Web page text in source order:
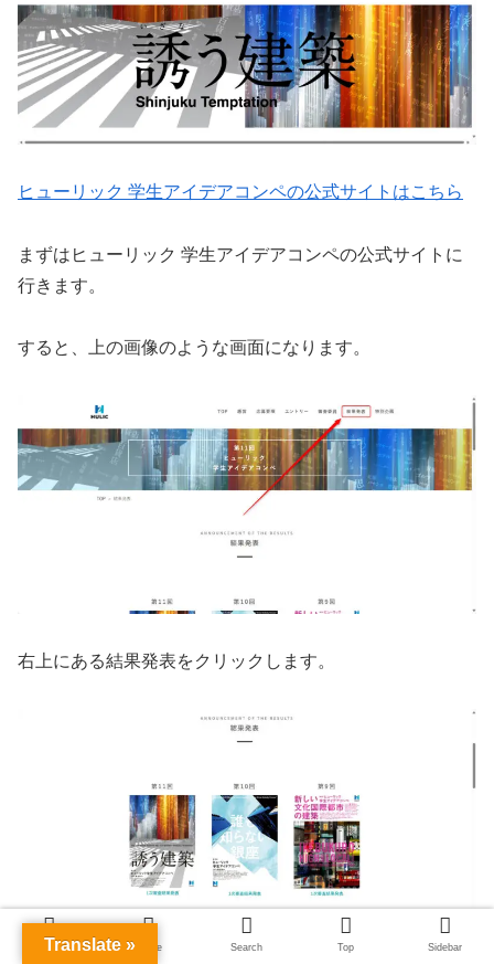
ヒューリック 学生アイデアコンペの公式サイトはこちら
まずはヒューリック 学生アイデアコンペの公式サイトに
行きます。
すると、上の画像のような画面になります。
右上にある結果発表をクリックします。
Menu Home Search Top Sidebar
Translate »